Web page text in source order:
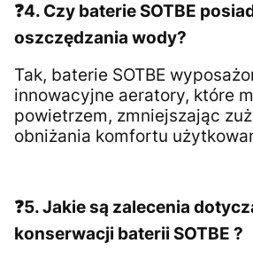
❓4. Czy baterie SOTBE
oszczędzania wody?
Tak, baterie SOTBE
innowacyjne aeratory, które
powietrzem, zmniejszając
obniżania komfortu
❓5. Jakie są zalecenia
konserwacji baterii SOTBE ?